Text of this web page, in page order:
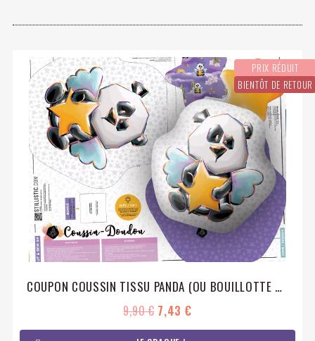
PRIX RÉDUIT
BIENTÔT DE RETOUR
COUPON COUSSIN TISSU PANDA (OU BOUILLOTTE SÈCHE) + HOCHET
9,90 € 7,43 €